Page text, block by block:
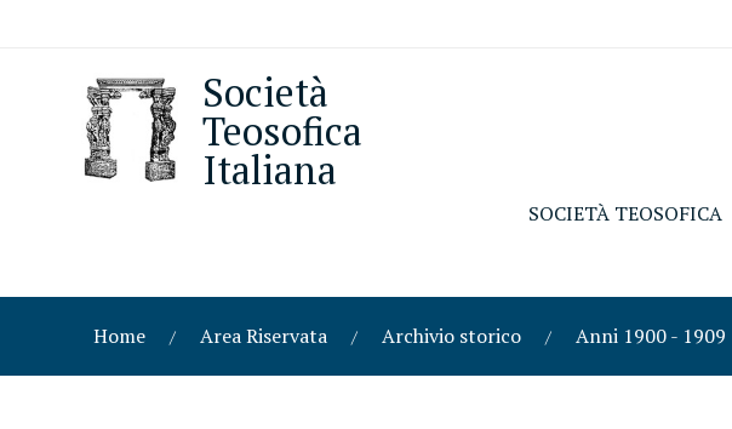
Società
Teosofica
Italiana
SOCIETÀ TEOSOFICA
Home Area Riservata Archivio storico Anni 1900 - 1909